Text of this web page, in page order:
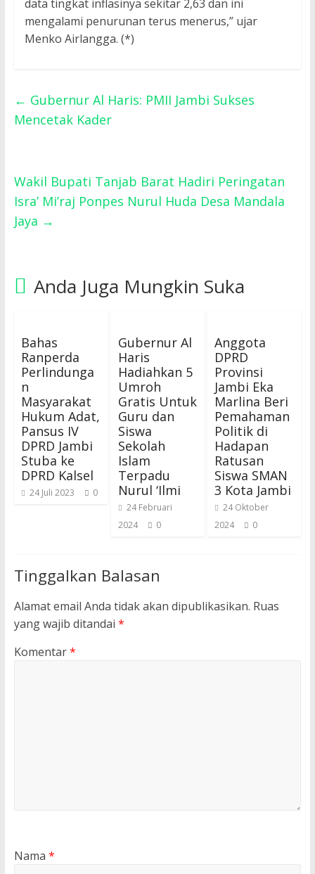
data tingkat inflasinya sekitar 2,63 dan ini
mengalami penurunan terus menerus,” ujar
Menko Airlangga. (*)
← Gubernur Al Haris: PMII Jambi Sukses
Mencetak Kader
Wakil Bupati Tanjab Barat Hadiri Peringatan
Isra’ Mi’raj Ponpes Nurul Huda Desa Mandala
Jaya →
Anda Juga Mungkin Suka
Bahas
Ranperda
Perlindunga
n
Masyarakat
Hukum Adat,
Pansus IV
DPRD Jambi
Stuba ke
DPRD Kalsel
24 Juli 2023 0
Gubernur Al
Haris
Hadiahkan 5
Umroh
Gratis Untuk
Guru dan
Siswa
Sekolah
Islam
Terpadu
Nurul ‘Ilmi
24 Februari
2024
0
Anggota
DPRD
Provinsi
Jambi Eka
Marlina Beri
Pemahaman
Politik di
Hadapan
Ratusan
Siswa SMAN
3 Kota Jambi
24 Oktober
2024
0
Tinggalkan Balasan
Alamat email Anda tidak akan dipublikasikan. Ruas
yang wajib ditandai *
Komentar*
Nama *